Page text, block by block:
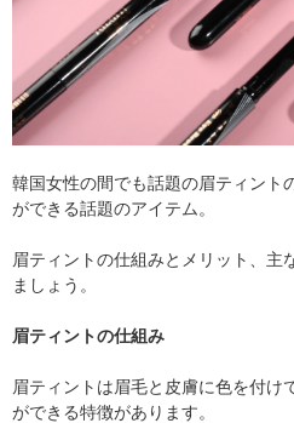
韓国女性の間でも話題の眉ティント
ができる話題のアイテム。
眉ティントの仕組みとメリット、主
ましょう。
眉ティントの仕組み
眉ティントは眉毛と皮膚に色を付け
ができる特徴があります。